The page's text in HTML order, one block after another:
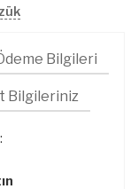
Bilgileri
Bilgileriniz